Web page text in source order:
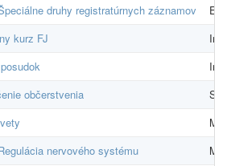
druhy registratúrnych záznamov
kurz FJ
občerstvenia
nervového systému